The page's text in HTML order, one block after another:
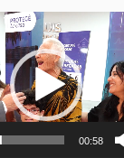
00:58